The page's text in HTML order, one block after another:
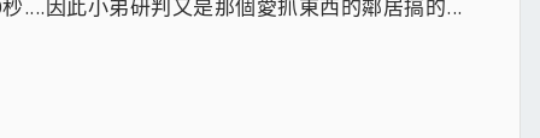
....因此小弟研判又是那個愛抓東西的鄰居搞的...